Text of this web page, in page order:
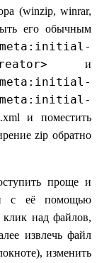
(winzip, winrar,
его обычным
и
и поместить
zip обратно
проще и
и с её помощью
над файлов,
извлечь файл
изменить